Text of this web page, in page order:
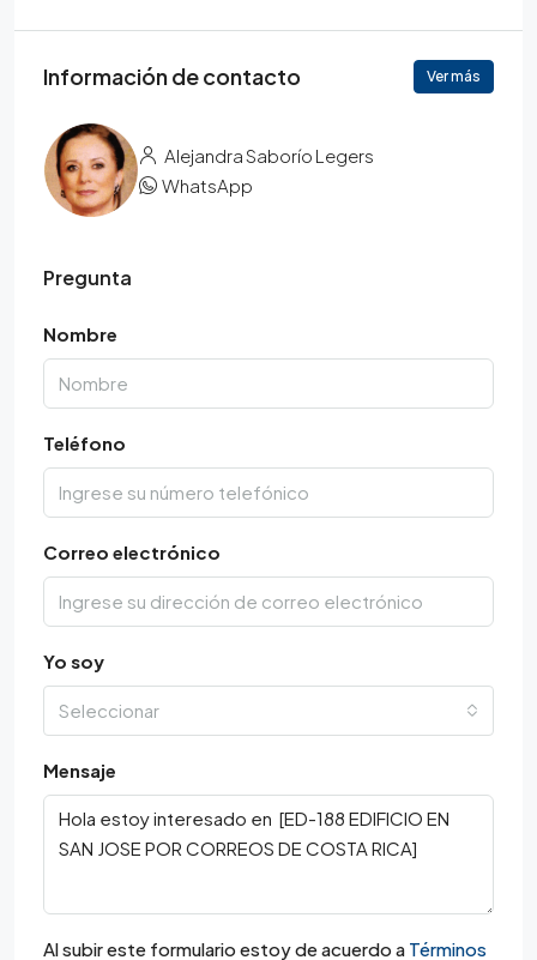
Información de contacto Ver más
Alejandra Saborío Legers
WhatsApp
Pregunta
Nombre
Teléfono
Correo electrónico
Yo soy
Seleccionar
Mensaje
Al subir este formulario estoy de acuerdo a Términos